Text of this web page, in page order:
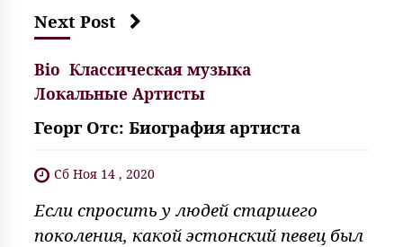
Next Post
Bio Классическая музыка
Локальные Артисты
Георг Отс: Биография артиста
Сб Ноя 14 , 2020
Если спросить у людей старшего
поколения, какой эстонский певец был